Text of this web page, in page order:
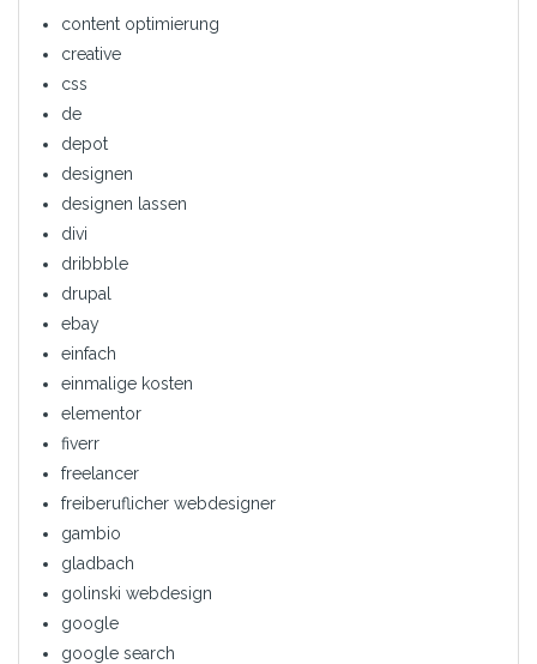
content optimierung
creative
css
de
depot
designen
designen lassen
divi
dribbble
drupal
ebay
einfach
einmalige kosten
elementor
fiverr
freelancer
freiberuflicher webdesigner
gambio
gladbach
golinski webdesign
google
google search